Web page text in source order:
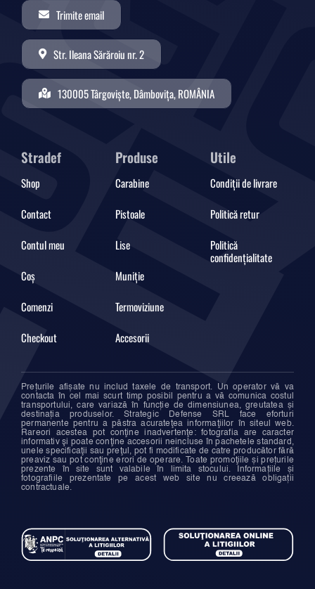
Trimite email
Str. Ileana Sărăroiu nr. 2
130005 Târgoviște, Dâmbovița, ROMÂNIA
Stradef
Shop
Contact
Contul meu
Coș
Comenzi
Checkout
Produse
Carabine
Pistoale
Lise
Muniție
Termoviziune
Accesorii
Utile
Condiții de livrare
Politică retur
Politică
confidențialitate
Prețurile afișate nu includ taxele de transport. Un operator vă va
contacta în cel mai scurt timp posibil pentru a vă comunica costul
transportului, care variază în funcție de dimensiunea, greutatea și
destinația produselor. Strategic Defense SRL face eforturi
permanente pentru a păstra acurateţea informaţiilor în siteul web.
Rareori acestea pot conţine inadvertenţe: fotografia are caracter
informativ şi poate conţine accesorii neincluse în pachetele standard,
unele specificaţii sau preţul, pot fi modificate de catre producător fără
preaviz sau pot conţine erori de operare. Toate promoţiile și prețurile
prezente în site sunt valabile în limita stocului. Informațiile și
fotografiile prezentate pe acest web site nu creează obligații
contractuale.